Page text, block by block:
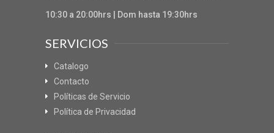
10:30 a 20:00hrs | Dom hasta 19:30hrs
SERVICIOS
Catalogo
Contacto
Políticas de Servicio
Política de Privacidad